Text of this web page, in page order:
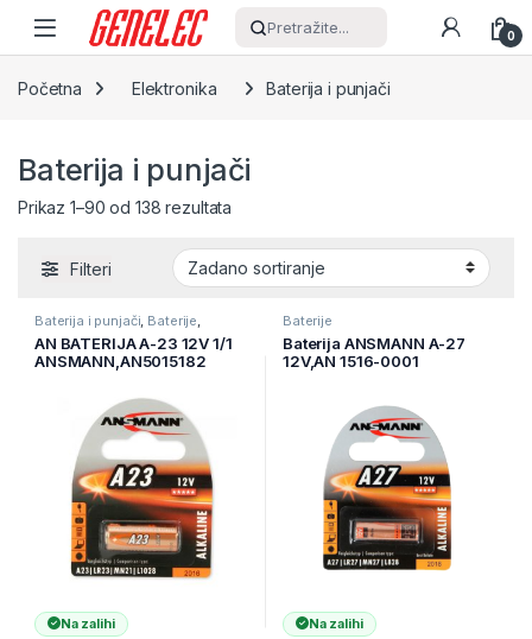
Skip to navigation
Skip to content
Pretražite... 0
Početna Elektronika Baterija i punjači
Baterija i punjači
Prikaz 1–90 od 138 rezultata
Filteri
Baterija i punjači, Baterije,
Elektronika
AN BATERIJA A-23 12V 1/1
ANSMANN,AN5015182
Na zalihi
Baterije
Baterija ANSMANN A-27
12V,AN 1516-0001
Na zalihi